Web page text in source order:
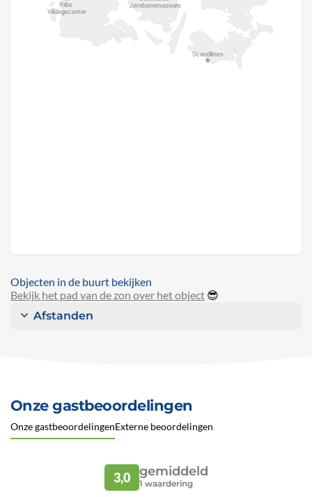
Objecten in de buurt bekijken
Bekijk het pad van de zon over het object 😎
Afstanden
Onze gastbeoordelingen
Onze gastbeoordelingenExterne beoordelingen
3,0 gemiddeld
1 waardering